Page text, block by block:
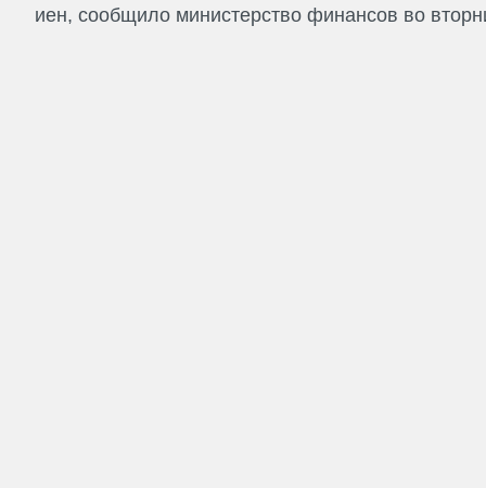
иен, сообщило министерство финансов во